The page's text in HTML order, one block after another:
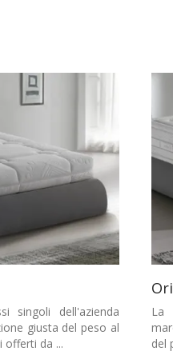
singoli dell'azienda
giusta del peso al
offerti da ...
La
del